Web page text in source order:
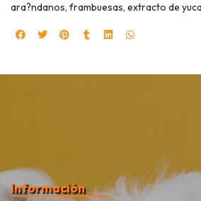
ara?ndanos, frambuesas, extracto de
Información